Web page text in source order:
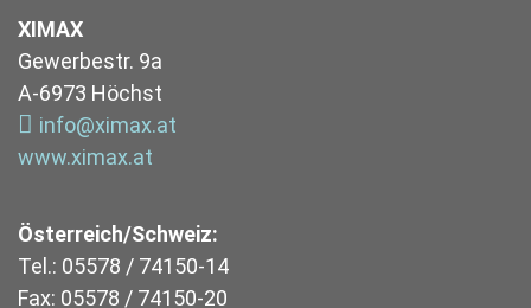
XIMAX
Gewerbestr. 9a
A-6973 Höchst
info@ximax.at
www.ximax.at
Österreich/Schweiz:
Tel.: 05578 / 74150-14
Fax: 05578 / 74150-20